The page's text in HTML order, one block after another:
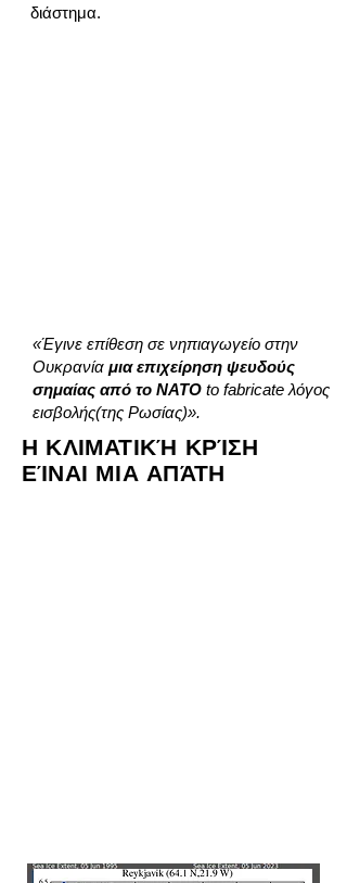
διάστημα.
«Έγινε επίθεση σε νηπιαγωγείο στην
Ουκρανία μια επιχείρηση ψευδούς
σημαίας από το ΝΑΤΟ to fabricate λόγος
εισβολής(της Ρωσίας)».
Η ΚΛΙΜΑΤΙΚΉ ΚΡΊΣΗ
ΕΊΝΑΙ ΜΙΑ ΑΠΆΤΗ